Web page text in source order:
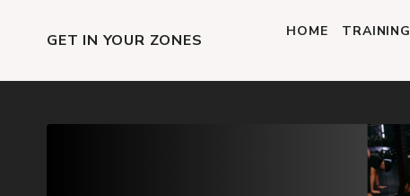
GET IN YOUR ZONES HOME TRAINING